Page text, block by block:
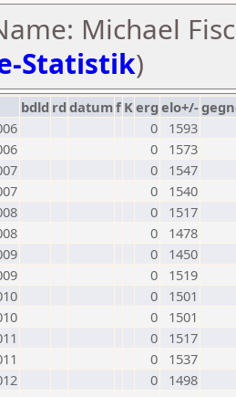
Michael
Statistik)
bdld rd datumf Kerg elo+/-
0
1593
0
1573
0
1547
0
1540
0
1517
0
1478
0
1450
0
1519
0
1501
0
1501
0
1517
0
1537
0
1498